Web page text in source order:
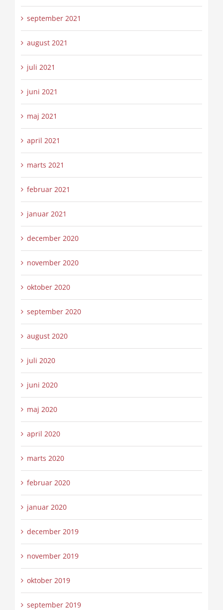
september 2021
august 2021
juli 2021
juni 2021
maj 2021
april 2021
marts 2021
februar 2021
januar 2021
december 2020
november 2020
oktober 2020
september 2020
august 2020
juli 2020
juni 2020
maj 2020
april 2020
marts 2020
februar 2020
januar 2020
december 2019
november 2019
oktober 2019
september 2019